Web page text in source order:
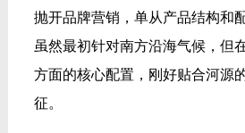
抛开品牌营销，单从产品结构和
虽然最初针对南方沿海气候，但
方面的核心配置，刚好贴合河源
征。